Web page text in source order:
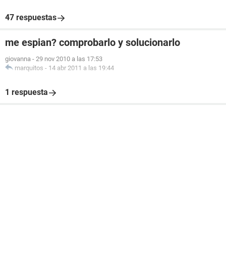
47 respuestas
me espian? comprobarlo y solucionarlo
giovanna - 29 nov 2010 a las 17:53
marquitos - 14 abr 2011 a las 19:44
1 respuesta